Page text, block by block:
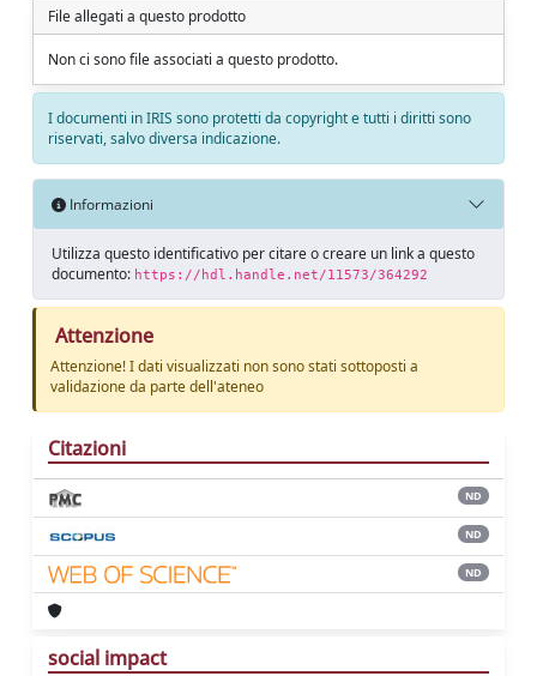
File allegati a questo prodotto
Non ci sono file associati a questo prodotto.
I documenti in IRIS sono protetti da copyright e tutti i diritti sono
riservati, salvo diversa indicazione.
Informazioni
Utilizza questo identificativo per citare o creare un link a questo
documento: https://hdl.handle.net/11573/364292
Attenzione
Attenzione! I dati visualizzati non sono stati sottoposti a
validazione da parte dell'ateneo
Citazioni
ND
ND
ND
social impact